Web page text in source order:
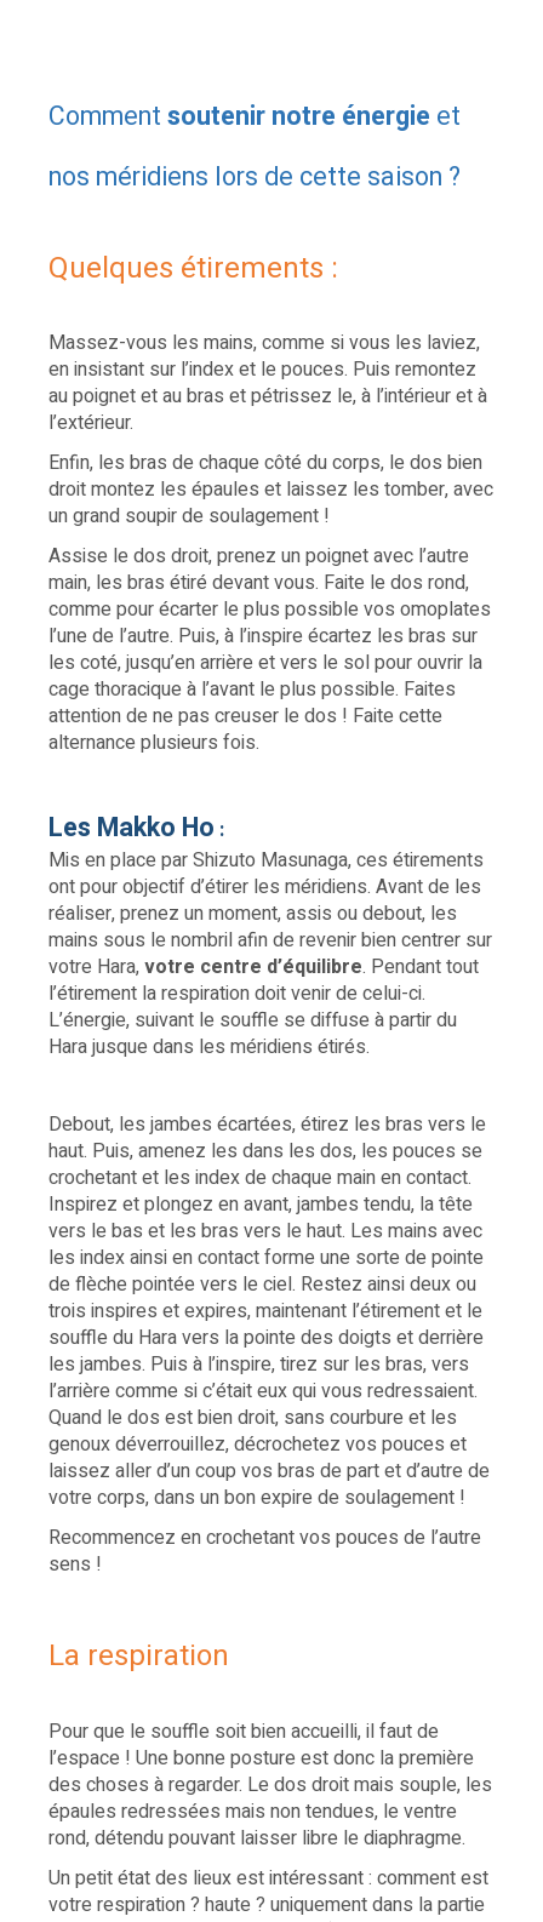
Commentsoutenir notre énergie et
nos méridiens lors de cette saison ?
Quelques étirements :
Massez-vous les mains, comme si vous les laviez,
en insistant sur l’index et le pouces. Puis remontez
au poignet et au bras et pétrissez le, à l’intérieur et à
l’extérieur.
Enfin, les bras de chaque côté du corps, le dos bien
droit montez les épaules et laissez les tomber, avec
un grand soupir de soulagement !
Assise le dos droit, prenez un poignet avec l’autre
main, les bras étiré devant vous. Faite le dos rond,
comme pour écarter le plus possible vos omoplates
l’une de l’autre. Puis, à l’inspire écartez les bras sur
les coté, jusqu’en arrière et vers le sol pour ouvrir la
cage thoracique à l’avant le plus possible. Faites
attention de ne pas creuser le dos ! Faite cette
alternance plusieurs fois.
Les Makko Ho :
Mis en place par Shizuto Masunaga, ces étirements
ont pour objectif d’étirer les méridiens. Avant de les
réaliser, prenez un moment, assis ou debout, les
mains sous le nombril afin de revenir bien centrer sur
votre Hara,votre centre d’équilibre. Pendant tout
l’étirement la respiration doit venir de celui-ci.
L’énergie, suivant le souffle se diffuse à partir du
Hara jusque dans les méridiens étirés.
Debout, les jambes écartées, étirez les bras vers le
haut. Puis, amenez les dans les dos, les pouces se
crochetant et les index de chaque main en contact.
Inspirez et plongez en avant, jambes tendu, la tête
vers le bas et les bras vers le haut. Les mains avec
les index ainsi en contact forme une sorte de pointe
de flèche pointée vers le ciel. Restez ainsi deux ou
trois inspires et expires, maintenant l’étirement et le
souffle du Hara vers la pointe des doigts et derrière
les jambes. Puis à l’inspire, tirez sur les bras, vers
l’arrière comme si c’était eux qui vous redressaient.
Quand le dos est bien droit, sans courbure et les
genoux déverrouillez, décrochetez vos pouces et
laissez aller d’un coup vos bras de part et d’autre de
votre corps, dans un bon expire de soulagement !
Recommencez en crochetant vos pouces de l’autre
sens !
La respiration
Pour que le souffle soit bien accueilli, il faut de
l’espace ! Une bonne posture est donc la première
des choses à regarder. Le dos droit mais souple, les
épaules redressées mais non tendues, le ventre
rond, détendu pouvant laisser libre le diaphragme.
Un petit état des lieux est intéressant : comment est
votre respiration ? haute ? uniquement dans la partie